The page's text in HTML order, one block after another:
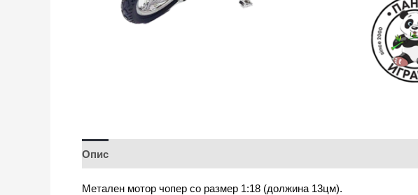
Опис
Метален мотор чопер со размер 1:18 (должина 13цм).